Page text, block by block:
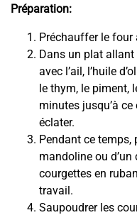
Préparation:
Préchauffer le four
Dans un plat
avec l’ail, l’huile
le thym, le piment,
minutes jusqu’à
éclater.
Pendant ce temps,
mandoline ou
courgettes en
travail.
Saupoudrer les